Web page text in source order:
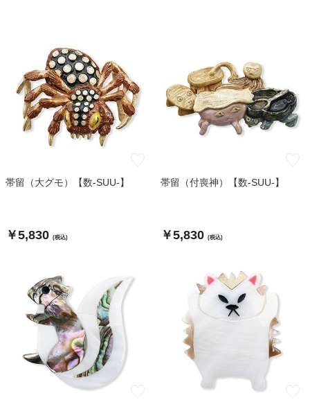
帯留（大グモ）【数-SUU-】
￥5,830 (税込)
帯留（付喪神）【数-SUU-】
￥5,830 (税込)